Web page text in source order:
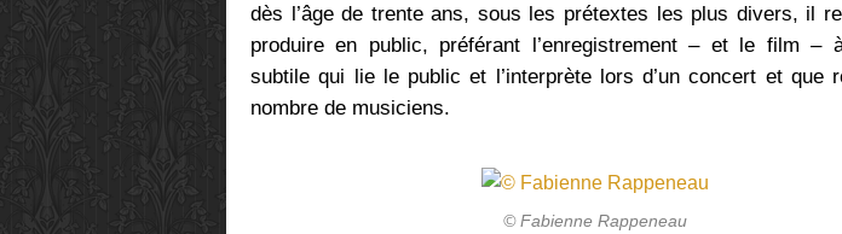
dès l’âge de trente ans, sous les prétextes les plus divers, il
produire en public, préférant l’enregistrement – et le film –
subtile qui lie le public et l’interprète lors d’un concert et que
nombre de musiciens.
© Fabienne Rappeneau